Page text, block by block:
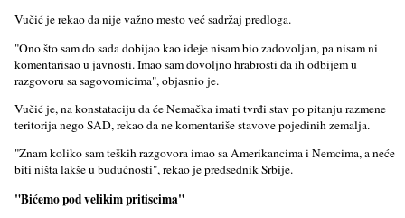
Vučić je rekao da nije važno mesto već sadržaj predloga.
"Ono što sam do sada dobijao kao ideje nisam bio zadovoljan, pa nisam ni
komentarisao u javnosti. Imao sam dovoljno hrabrosti da ih odbijem u
razgovoru sa sagovornicima", objasnio je.
Vučić je, na konstataciju da će Nemačka imati tvrđi stav po pitanju razmene
teritorija nego SAD, rekao da ne komentariše stavove pojedinih zemalja.
"Znam koliko sam teških razgovora imao sa Amerikancima i Nemcima, a neće
biti ništa lakše u budućnosti", rekao je predsednik Srbije.
"Bićemo pod velikim pritiscima"